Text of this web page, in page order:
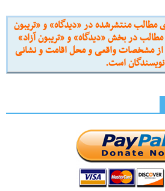
منتشرشده در «دیدگاه» و «تریبون
در بخش «دیدگاه» و «تریبون آزاد»
از مشخصات واقعی و محل اقامت و نشانی
نویسندگان است.